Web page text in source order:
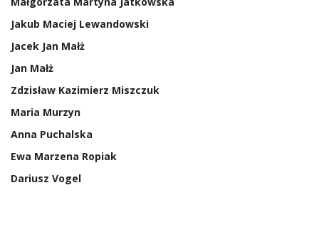
Jakub Maciej Lewandowski
Jacek Jan Małż
Jan Małż
Zdzisław Kazimierz Miszczuk
Maria Murzyn
Anna Puchalska
Ewa Marzena Ropiak
Dariusz Vogel